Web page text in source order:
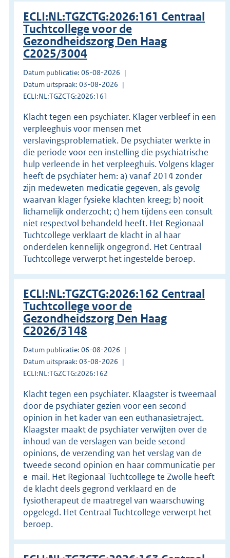
ECLI:NL:TGZCTG:2026:161 Centraal
Tuchtcollege voor de
Gezondheidszorg Den Haag
C2025/3004
Datum publicatie: 06-08-2026
Datum uitspraak: 03-08-2026
ECLI:NL:TGZCTG:2026:161
Klacht tegen een psychiater. Klager verbleef in een
verpleeghuis voor mensen met
verslavingsproblematiek. De psychiater werkte in
die periode voor een instelling die psychiatrische
hulp verleende in het verpleeghuis. Volgens klager
heeft de psychiater hem: a) vanaf 2014 zonder
zijn medeweten medicatie gegeven, als gevolg
waarvan klager fysieke klachten kreeg; b) nooit
lichamelijk onderzocht; c) hem tijdens een consult
niet respectvol behandeld heeft. Het Regionaal
Tuchtcollege verklaart de klacht in al haar
onderdelen kennelijk ongegrond. Het Centraal
Tuchtcollege verwerpt het ingestelde beroep.
ECLI:NL:TGZCTG:2026:162 Centraal
Tuchtcollege voor de
Gezondheidszorg Den Haag
C2026/3148
Datum publicatie: 06-08-2026
Datum uitspraak: 03-08-2026
ECLI:NL:TGZCTG:2026:162
Klacht tegen een psychiater. Klaagster is tweemaal
door de psychiater gezien voor een second
opinion in het kader van een euthanasietraject.
Klaagster maakt de psychiater verwijten over de
inhoud van de verslagen van beide second
opinions, de verzending van het verslag van de
tweede second opinion en haar communicatie per
e-mail. Het Regionaal Tuchtcollege te Zwolle heeft
de klacht deels gegrond verklaard en de
fysiotherapeut de maatregel van waarschuwing
opgelegd. Het Centraal Tuchtcollege verwerpt het
beroep.